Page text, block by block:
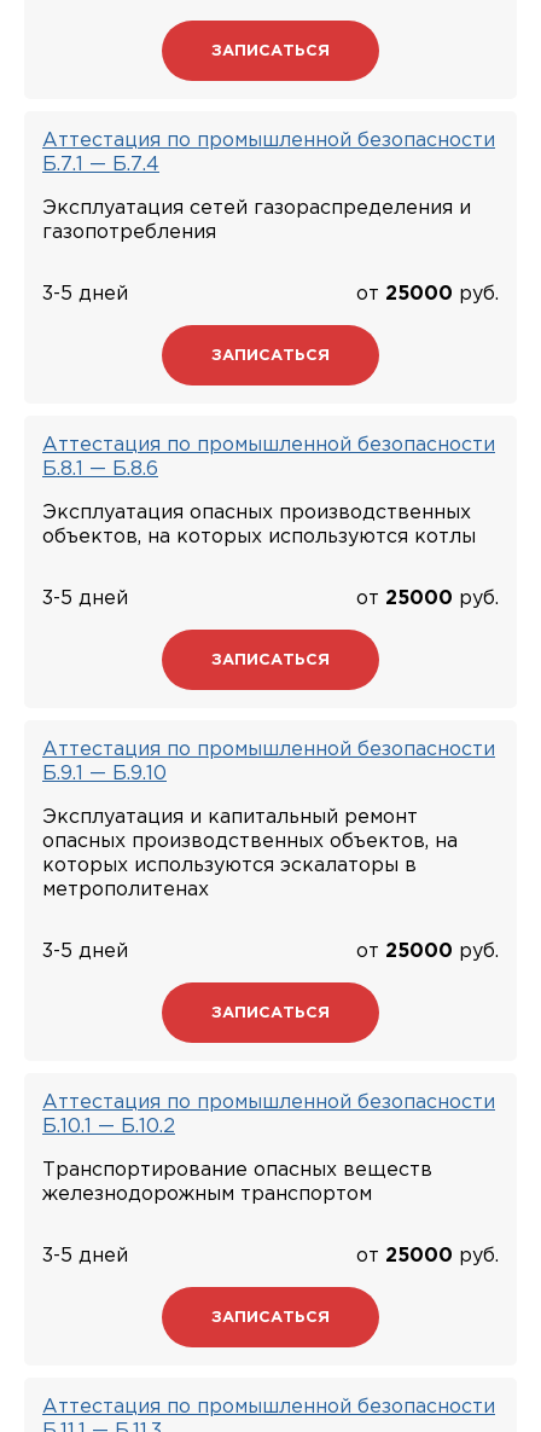
ЗАПИСАТЬСЯ
Аттестация по промышленной безопасности
Б.7.1 — Б.7.4
Эксплуатация сетей газораспределения и
газопотребления
3-5 дней от 25000 руб.
ЗАПИСАТЬСЯ
Аттестация по промышленной безопасности
Б.8.1 — Б.8.6
Эксплуатация опасных производственных
объектов, на которых используются котлы
3-5 дней от 25000 руб.
ЗАПИСАТЬСЯ
Аттестация по промышленной безопасности
Б.9.1 — Б.9.10
Эксплуатация и капитальный ремонт
опасных производственных объектов, на
которых используются эскалаторы в
метрополитенах
3-5 дней от 25000 руб.
ЗАПИСАТЬСЯ
Аттестация по промышленной безопасности
Б.10.1 — Б.10.2
Транспортирование опасных веществ
железнодорожным транспортом
3-5 дней от 25000 руб.
ЗАПИСАТЬСЯ
Аттестация по промышленной безопасности